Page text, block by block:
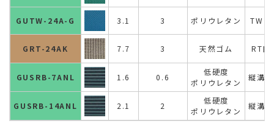
GUTW-24A-G 3.1 3 ポリウレタン TW目
GRT-24AK 7.7 3 天然ゴム RT目
GUSRB-7ANL 1.6 0.6
低硬度
ポリウレタン
縦溝
GUSRB-14ANL 2.1 2
低硬度
ポリウレタン
縦溝